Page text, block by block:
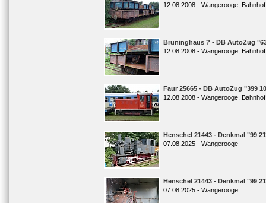
12.08.2008 - Wangerooge, Bahnhof
Brüninghaus ? - DB AutoZug
12.08.2008 - Wangerooge, Bahnhof
Faur 25665 - DB AutoZug "399
12.08.2008 - Wangerooge, Bahnhof
Henschel 21443 - Denkmal "99
07.08.2025 - Wangerooge
Henschel 21443 - Denkmal "99
07.08.2025 - Wangerooge